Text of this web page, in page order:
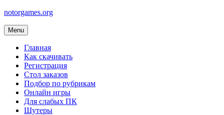
Skip
content
notorgames.org
Menu
Главная
Как скачивать
Регистрация
Стол заказов
Подбор по рубрикам
Онлайн игры
Для слабых ПК
Шутеры